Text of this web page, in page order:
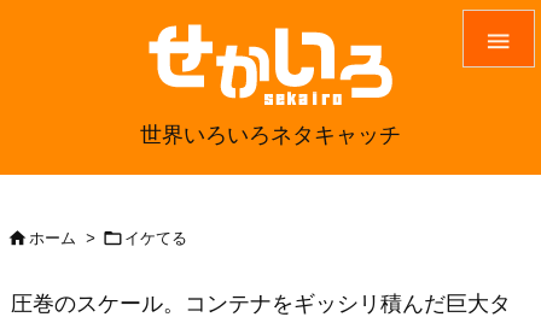
世界いろいろネタキャッチ

ホーム >  イケてる
圧巻のスケール。コンテナをギッシリ積んだ巨大タ